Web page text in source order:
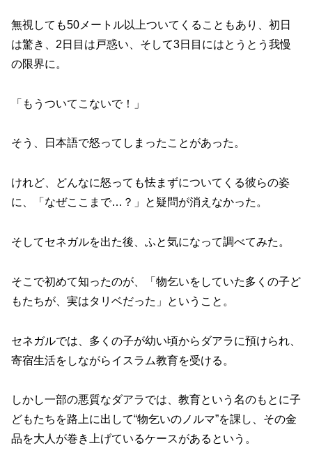
無視しても50メートル以上ついてくることもあり、初日
は驚き、2日目は戸惑い、そして3日目にはとうとう我慢
の限界に。
「もうついてこないで！」
そう、日本語で怒ってしまったことがあった。
けれど、どんなに怒っても怯まずについてくる彼らの姿
に、「なぜここまで…？」と疑問が消えなかった。
そしてセネガルを出た後、ふと気になって調べてみた。
そこで初めて知ったのが、「物乞いをしていた多くの子ど
もたちが、実はタリベだった」ということ。
セネガルでは、多くの子が幼い頃からダアラに預けられ、
寄宿生活をしながらイスラム教育を受ける。
しかし一部の悪質なダアラでは、教育という名のもとに子
どもたちを路上に出して“物乞いのノルマ”を課し、その金
品を大人が巻き上げているケースがあるという。